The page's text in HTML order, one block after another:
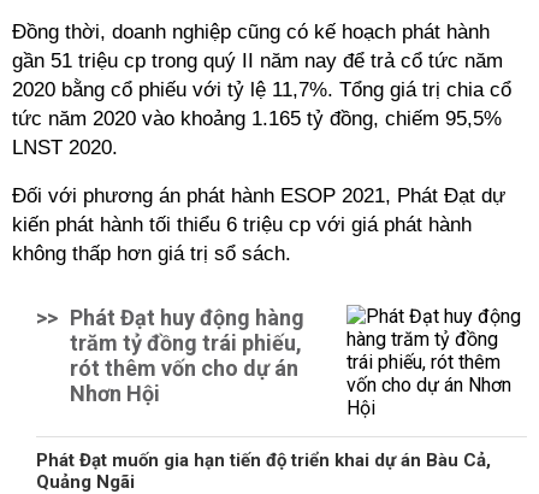
Đồng thời, doanh nghiệp cũng có kế hoạch phát hành
gần 51 triệu cp trong quý II năm nay để trả cổ tức năm
2020 bằng cổ phiếu với tỷ lệ 11,7%. Tổng giá trị chia cổ
tức năm 2020 vào khoảng 1.165 tỷ đồng, chiếm 95,5%
LNST 2020.
Đối với phương án phát hành ESOP 2021, Phát Đạt dự
kiến phát hành tối thiểu 6 triệu cp với giá phát hành
không thấp hơn giá trị sổ sách.
>> Phát Đạt huy động hàng
trăm tỷ đồng trái phiếu,
rót thêm vốn cho dự án
Nhơn Hội
Phát Đạt muốn gia hạn tiến độ triển khai dự án Bàu Cả,
Quảng Ngãi